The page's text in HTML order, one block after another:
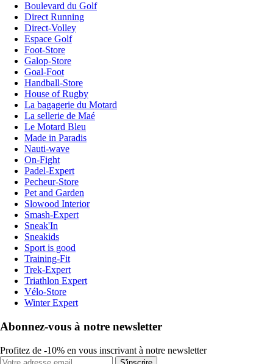
Boulevard du Golf
Direct Running
Direct-Volley
Espace Golf
Foot-Store
Galop-Store
Goal-Foot
Handball-Store
House of Rugby
La bagagerie du Motard
La sellerie de Maé
Le Motard Bleu
Made in Paradis
Nauti-wave
On-Fight
Padel-Expert
Pecheur-Store
Pet and Garden
Slowood Interior
Smash-Expert
Sneak'In
Sneakids
Sport is good
Training-Fit
Trek-Expert
Triathlon Expert
Vélo-Store
Winter Expert
Abonnez-vous à notre newsletter
Profitez de -10% en vous inscrivant à notre newsletter